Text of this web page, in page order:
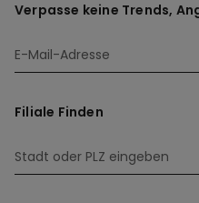
Verpasse keine Trends,
Filiale Finden